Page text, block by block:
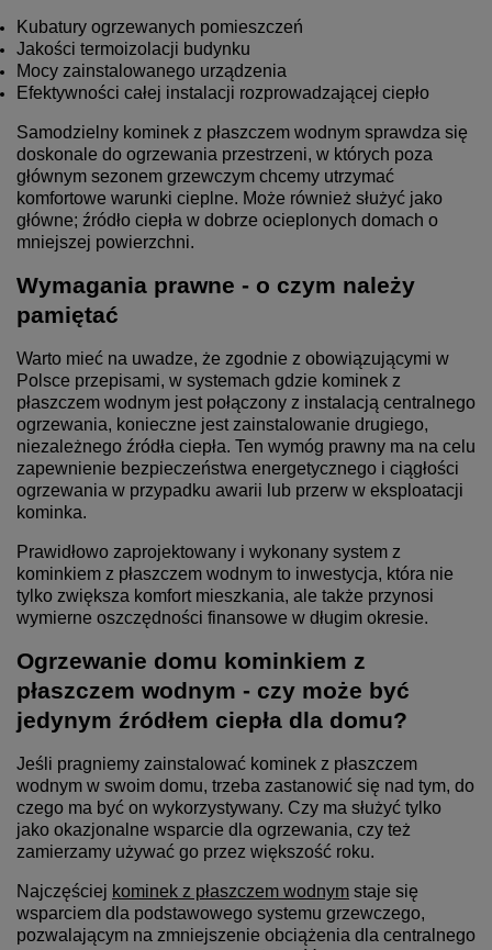
Kubatury ogrzewanych pomieszczeń
Jakości termoizolacji budynku
Mocy zainstalowanego urządzenia
Efektywności całej instalacji rozprowadzającej ciepło
Samodzielny kominek z płaszczem wodnym sprawdza się
doskonale do ogrzewania przestrzeni, w których poza
głównym sezonem grzewczym chcemy utrzymać
komfortowe warunki cieplne. Może również służyć jako
główne; źródło ciepła w dobrze ocieplonych domach o
mniejszej powierzchni.
Wymagania prawne - o czym należy
pamiętać
Warto mieć na uwadze, że zgodnie z obowiązującymi w
Polsce przepisami, w systemach gdzie kominek z
płaszczem wodnym jest połączony z instalacją centralnego
ogrzewania, konieczne jest zainstalowanie drugiego,
niezależnego źródła ciepła. Ten wymóg prawny ma na celu
zapewnienie bezpieczeństwa energetycznego i ciągłości
ogrzewania w przypadku awarii lub przerw w eksploatacji
kominka.
Prawidłowo zaprojektowany i wykonany system z
kominkiem z płaszczem wodnym to inwestycja, która nie
tylko zwiększa komfort mieszkania, ale także przynosi
wymierne oszczędności finansowe w długim okresie.
Ogrzewanie domu kominkiem z
płaszczem wodnym - czy może być
jedynym źródłem ciepła dla domu?
Jeśli pragniemy zainstalować kominek z płaszczem
wodnym w swoim domu, trzeba zastanowić się nad tym, do
czego ma być on wykorzystywany. Czy ma służyć tylko
jako okazjonalne wsparcie dla ogrzewania, czy też
zamierzamy używać go przez większość roku.
Najczęściej kominek z płaszczem wodnym staje się
wsparciem dla podstawowego systemu grzewczego,
pozwalającym na zmniejszenie obciążenia dla centralnego